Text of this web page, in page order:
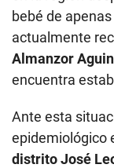
bebé de
actualmente
Almanzor
encuentra
Ante esta
epidemiológico
distrito José